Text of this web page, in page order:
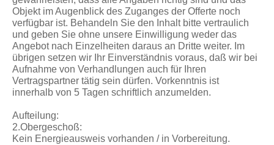
Objekt im Augenblick des Zuganges der Offerte noch
verfügbar ist. Behandeln Sie den Inhalt bitte vertraulich
und geben Sie ohne unsere Einwilligung weder das
Angebot nach Einzelheiten daraus an Dritte weiter. Im
übrigen setzen wir Ihr Einverständnis voraus, daß wir bei
Aufnahme von Verhandlungen auch für Ihren
Vertragspartner tätig sein dürfen. Vorkenntnis ist
innerhalb von 5 Tagen schriftlich anzumelden.
Aufteilung:
2.Obergeschoß:
Kein Energieausweis vorhanden / in Vorbereitung.